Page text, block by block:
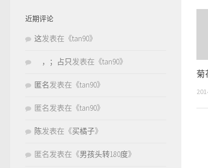
菊
近期评论
这发表在《tan90》
，；占只发表在《tan90》
匿名发表在《tan90》
匿名发表在《tan90》
陈发表在《买橘子》
匿名发表在《男孩头转180度》